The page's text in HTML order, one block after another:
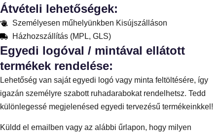
Átvételi lehetőségek:
Személyesen műhelyünkben Kisújszálláson
Házhozszállítás (MPL, GLS)
Egyedi logóval / mintával ellátott
termékek rendelése:
Lehetőség van saját egyedi logó vagy minta feltöltésére, így
igazán személyre szabott ruhadarabokat rendelhetsz. Tedd
különlegessé megjelenésed egyedi tervezésű termékeinkkel!
Küldd el emailben vagy az alábbi űrlapon, hogy milyen